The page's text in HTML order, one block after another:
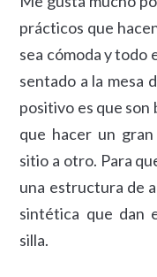
prácticos que
sea cómoda y todo
sentado a la mesa
positivo es que son
que hacer un
sitio a otro. Para
una estructura de
sintética que dan
silla.